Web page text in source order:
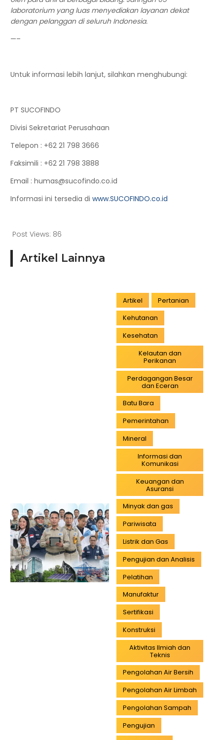
laboratorium yang luas menyediakan layanan dekat
dengan pelanggan di seluruh Indonesia.
—–
Untuk informasi lebih lanjut, silahkan menghubungi:
PT SUCOFINDO
Divisi Sekretariat Perusahaan
Telepon : +62 21 798 3666
Faksimili : +62 21 798 3888
Email : humas@sucofindo.co.id
Informasi ini tersedia di www.SUCOFINDO.co.id
Post Views: 86
Artikel Lainnya
Artikel
Pertanian
Kehutanan
Kesehatan
Kelautan dan
Perikanan
Perdagangan Besar
dan Eceran
Batu Bara
Pemerintahan
Mineral
Informasi dan
Komunikasi
Keuangan dan
Asuransi
Minyak dan gas
Pariwisata
Listrik dan Gas
Pengujian dan Analisis
Pelatihan
Manufaktur
Sertifikasi
Konstruksi
Aktivitas Ilmiah dan
Teknis
Pengolahan Air Bersih
Pengolahan Air Limbah
Pengolahan Sampah
Pengujian